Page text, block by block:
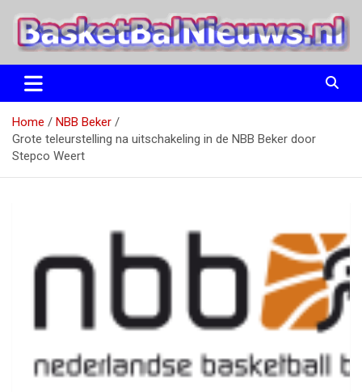
naar
BasketBalNieuws.nl
Etten
Home
NBB Beker
Grote teleurstelling na uitschakeling in de NBB Beker door
Stepco Weert